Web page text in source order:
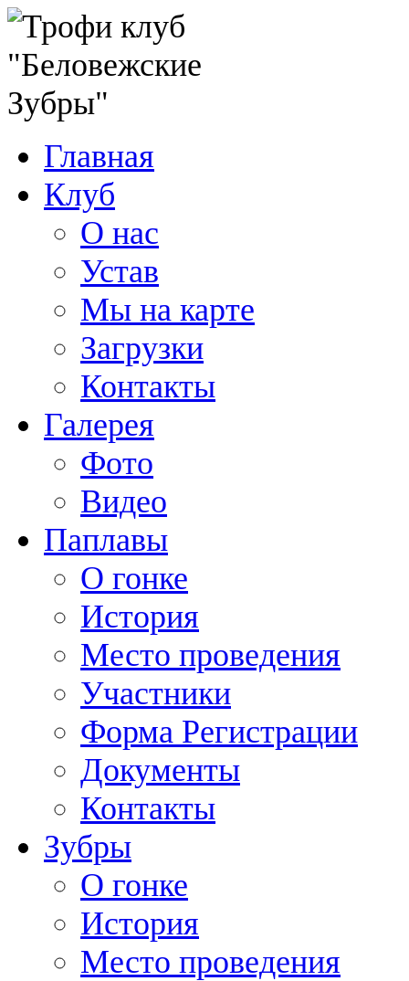
Главная
Клуб
О нас
Устав
Мы на карте
Загрузки
Контакты
Галерея
Фото
Видео
Паплавы
О гонке
История
Место проведения
Участники
Форма Регистрации
Документы
Контакты
Зубры
О гонке
История
Место проведения